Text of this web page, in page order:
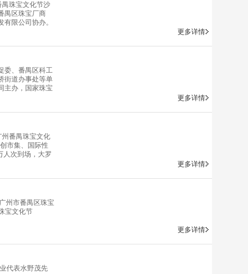
禺珠宝文化节沙
禺区珠宝厂商
限公司协办。
更多详情
委、番禺区科工
街道办事处等单
主办，国家珠宝
化产业发展促
中心隆重开
贸促会有关领
行业机构及企
更多详情
番禺珠宝文化
市集、国际性
人次到场，大罗
淘宝直播平台
更多详情
州市番禺区珠宝
宝文化节
更多详情
代表水野茂先